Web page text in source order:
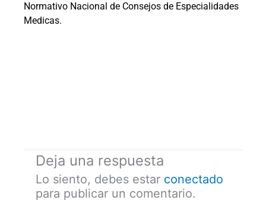
Normativo Nacional de Consejos de Especialidades
Medicas.
Deja una respuesta
Lo siento, debes estar conectado
para publicar un comentario.